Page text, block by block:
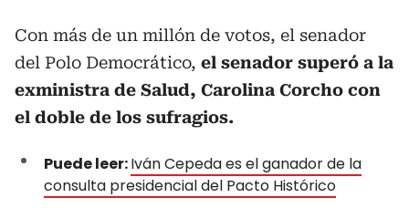
Con más de un millón de votos, el senador
del Polo Democrático, el senador superó a la
exministra de Salud, Carolina Corcho con
el doble de los sufragios.
Puede leer:Iván Cepeda es el ganador de la
consulta presidencial del Pacto Histórico